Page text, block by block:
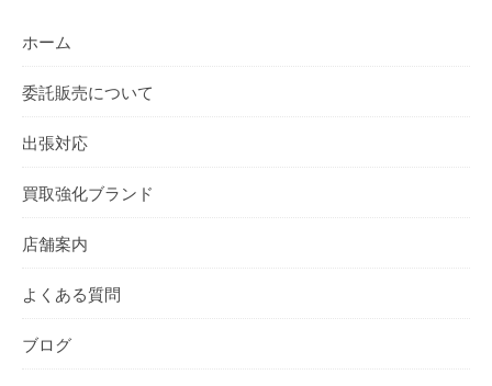
ホーム
委託販売について
出張対応
買取強化ブランド
店舗案内
よくある質問
ブログ